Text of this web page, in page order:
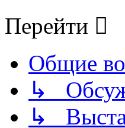
Перейти
Общие
↳
↳